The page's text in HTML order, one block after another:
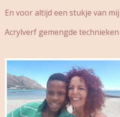
En voor altijd een stukje van
Acrylverf gemengde technieken